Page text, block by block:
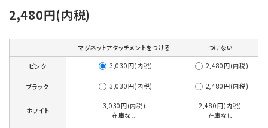
2,480円(内税)
マグネットアタッチメントをつける つけない
ピンク 3,030円(内税) 2,480円(内税)
ブラック 3,030円(内税) 2,480円(内税)
ホワイト
3,030円(内税)
在庫なし
2,480円(内税)
在庫なし